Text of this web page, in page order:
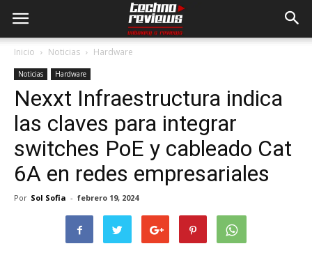
Inicio Noticias Hardware
Noticias Hardware
Nexxt Infraestructura indica
las claves para integrar
switches PoE y cableado Cat
6A en redes empresariales
Por Sol Sofia - febrero 19, 2024